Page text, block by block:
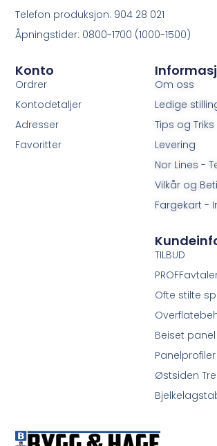
Om oss
Ledige
Tips og Triks
Levering
Nor Lines -
Vilkår og
Fargekart -
Konto
Ordrer
Kontodetaljer
Adresser
Favoritter
TILBUD
Ofte stilte
Beiset panel
Panelprofiler
Østsiden
Telefon produksjon: 904 28 021
Åpningstider: 0800-1700 (1000-1500)